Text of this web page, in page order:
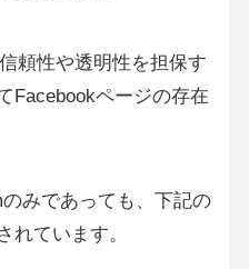
頼性や透明性を担保す
Facebookページの存在
みであっても、下記の
れています。